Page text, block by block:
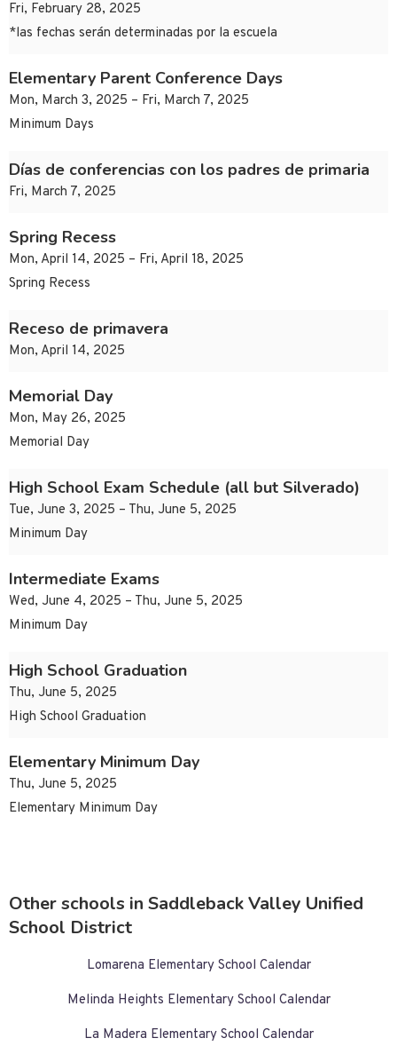
Fri, February 28, 2025
*las fechas serán determinadas por la escuela
Elementary Parent Conference Days
Mon, March 3, 2025 – Fri, March 7, 2025
Minimum Days
Días de conferencias con los padres de primaria
Fri, March 7, 2025
Spring Recess
Mon, April 14, 2025 – Fri, April 18, 2025
Spring Recess
Receso de primavera
Mon, April 14, 2025
Memorial Day
Mon, May 26, 2025
Memorial Day
High School Exam Schedule (all but Silverado)
Tue, June 3, 2025 – Thu, June 5, 2025
Minimum Day
Intermediate Exams
Wed, June 4, 2025 – Thu, June 5, 2025
Minimum Day
High School Graduation
Thu, June 5, 2025
High School Graduation
Elementary Minimum Day
Thu, June 5, 2025
Elementary Minimum Day
Other schools in Saddleback Valley Unified
School District
Lomarena Elementary School Calendar
Melinda Heights Elementary School Calendar
La Madera Elementary School Calendar